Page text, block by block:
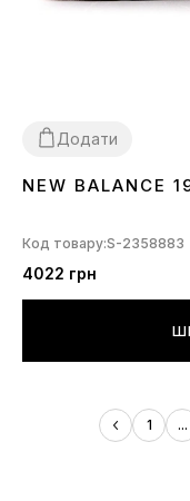
Додати
3637 3839404142
NEW BALANCE
Код товару:S-2358883
4022 грн
1 ...